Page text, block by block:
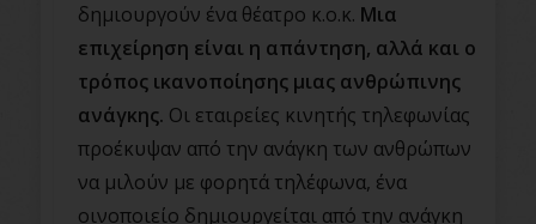
δημιουργούν ένα θέατρο κ.ο.κ. Μια
επιχείρηση είναι η απάντηση, αλλά και ο
τρόπος ικανοποίησης μιας ανθρώπινης
ανάγκης. Οι εταιρείες κινητής τηλεφωνίας
προέκυψαν από την ανάγκη των ανθρώπων
να μιλούν με φορητά τηλέφωνα, ένα
οινοποιείο δημιουργείται από την ανάγκη